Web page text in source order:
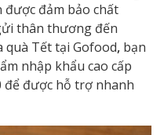
được đảm bảo chất
thân thương đến
quà Tết tại Gofood, bạn
nhập khẩu cao cấp
để được hỗ trợ nhanh